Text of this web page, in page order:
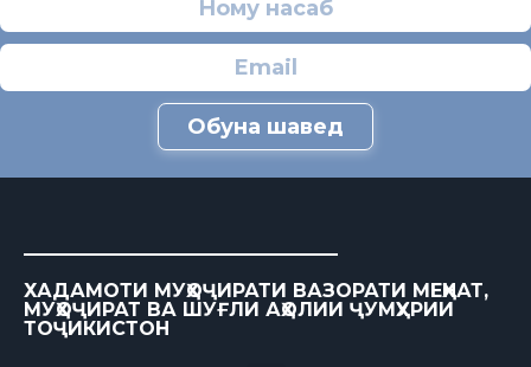
Обуна шавед
ХАДАМОТИ МУҲОҶИРАТИ ВАЗОРАТИ МЕҲНАТ,
МУҲОҶИРАТ ВА ШУҒЛИ АҲОЛИИ ҶУМҲУРИИ
ТОҶИКИСТОН